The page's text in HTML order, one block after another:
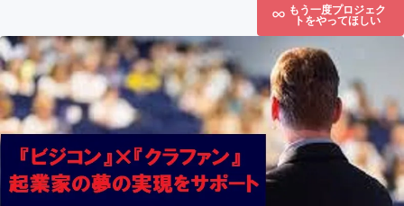
もう一度プロジェク
トをやってほしい